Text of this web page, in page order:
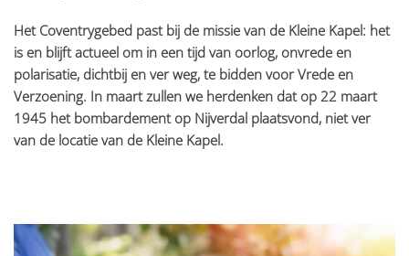
Het Coventrygebed past bij de missie van de Kleine Kapel: het
is en blijft actueel om in een tijd van oorlog, onvrede en
polarisatie, dichtbij en ver weg, te bidden voor Vrede en
Verzoening. In maart zullen we herdenken dat op 22 maart
1945 het bombardement op Nijverdal plaatsvond, niet ver
van de locatie van de Kleine Kapel.